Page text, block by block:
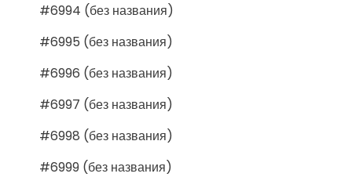
#6994 (без названия)
#6995 (без названия)
#6996 (без названия)
#6997 (без названия)
#6998 (без названия)
#6999 (без названия)